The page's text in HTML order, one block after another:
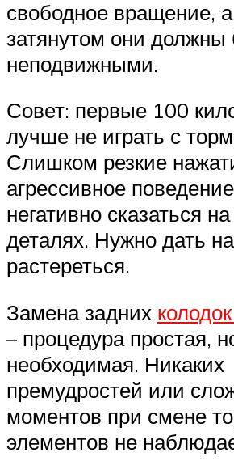
свободное вращение,
затянутом они должны
неподвижными.
Совет: первые 100
лучше не играть с
Слишком резкие
агрессивное
негативно сказаться
деталях. Нужно дать
растереться.
Замена задних
– процедура простая,
необходимая. Никаких
премудростей или
моментов при смене
элементов не